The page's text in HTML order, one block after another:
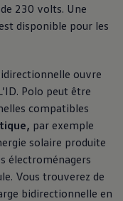
base sur le
Des
des proportions
et
encore plus
à l’avant et à
et des feux
en option.
230 volts. Une
disponible pour les
ouvre
Polo peut être
compatibles
par exemple
solaire produite
électroménagers
Vous trouverez de
bidirectionnelle en